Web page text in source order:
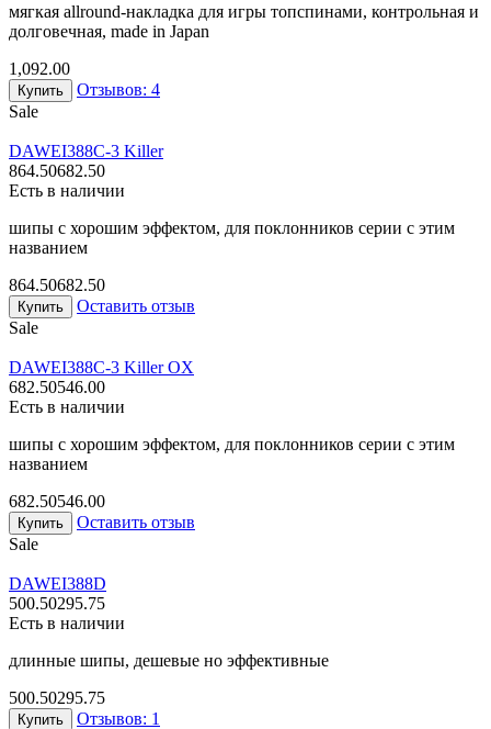
мягкая allround-накладка для игры топспинами, контрольная и
долговечная, made in Japan
1,092.00
Купить
Отзывов: 4
Sale
DAWEI388C-3 Killer
864.50682.50
Есть в наличии
шипы с хорошим эффектом, для поклонников серии с этим
названием
864.50682.50
Купить
Оставить отзыв
Sale
DAWEI388C-3 Killer OX
682.50546.00
Есть в наличии
шипы с хорошим эффектом, для поклонников серии с этим
названием
682.50546.00
Купить
Оставить отзыв
Sale
DAWEI388D
500.50295.75
Есть в наличии
длинные шипы, дешевые но эффективные
500.50295.75
Купить
Отзывов: 1